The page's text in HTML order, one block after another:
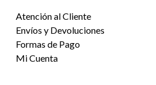
Atención al Cliente
Envíos y Devoluciones
Formas de Pago
Mi Cuenta